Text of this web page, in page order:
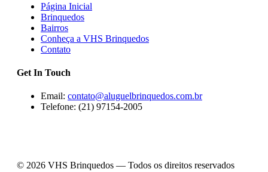
Página Inicial
Brinquedos
Bairros
Conheça a VHS Brinquedos
Contato
Get In Touch
Email: contato@aluguelbrinquedos.com.br
Telefone: (21) 97154-2005
© 2026 VHS Brinquedos — Todos os direitos reservados